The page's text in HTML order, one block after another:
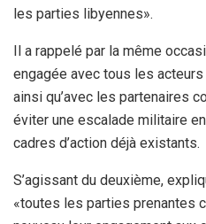
les parties libyennes».
Il a rappelé par la même
engagée avec tous les
ainsi qu’avec les partenaires
éviter une escalade militaire
cadres d’action déjà existants.
S’agissant du deuxième,
«toutes les parties prenantes